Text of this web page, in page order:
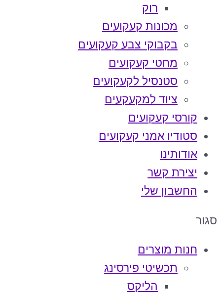
רוק
מכונות קעקועים
בקבוקי צבע קעקועים
מחטי קעקועים
סטנסיל לקעקועים
ציוד למקעקעים
קורסי קעקועים
סטודיו אמני קעקועים
אודותינו
יצירת קשר
החשבון שלי
סגור
חנות מוצרים
תכשיטי פירסינג
הליקס